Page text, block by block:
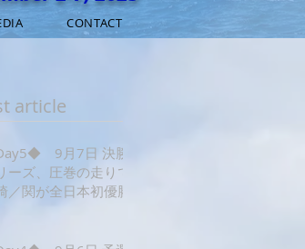
article
9月7日 決勝
ーズ、圧巻の走りで
／関が全日本初優勝
CONTACT